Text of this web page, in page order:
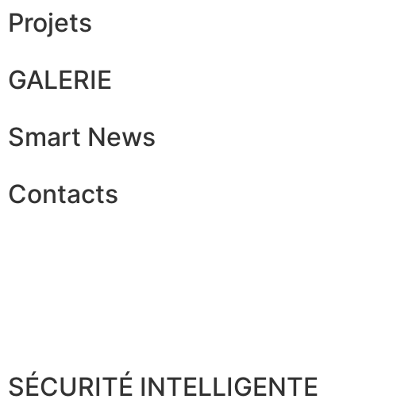
Projets
GALERIE
Smart News
Contacts
SÉCURITÉ INTELLIGENTE